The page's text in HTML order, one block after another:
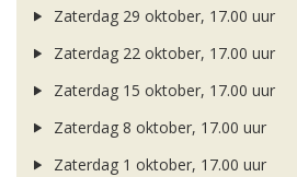
Zaterdag 29 oktober, 17.00 uur
Zaterdag 22 oktober, 17.00 uur
Zaterdag 15 oktober, 17.00 uur
Zaterdag 8 oktober, 17.00 uur
Zaterdag 1 oktober, 17.00 uur